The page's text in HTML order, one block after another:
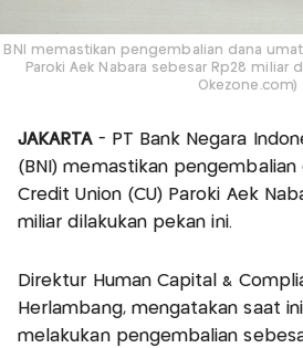
BNI memastikan pengembalian dana
Paroki Aek Nabara sebesar Rp28 miliar
Okezone.com)
JAKARTA - PT Bank Negara
(BNI) memastikan
Credit Union (CU) Paroki Aek
miliar dilakukan pekan ini.
Direktur Human Capital &
Herlambang, mengatakan saat
melakukan pengembalian